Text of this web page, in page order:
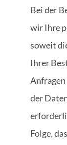
Bei der
wir Ihre
soweit
Ihrer
der
Folge,